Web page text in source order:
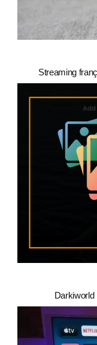
Streaming
Darkiworld